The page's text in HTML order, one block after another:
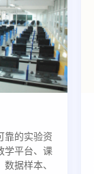
靠的实验资
学平台、课
据样本、